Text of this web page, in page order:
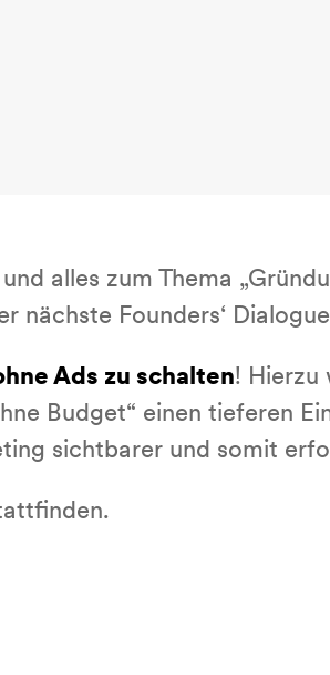
alles zum Thema
nächste Founders‘
Ads zu schalten! Hierzu
Budget“ einen tieferen
sichtbarer und somit